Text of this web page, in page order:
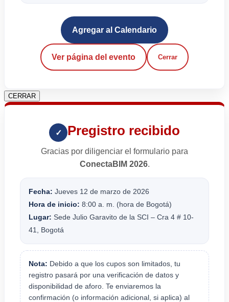
Agregar al Calendario
Ver página del evento Cerrar
CERRAR
✓ Pregistro recibido
Gracias por diligenciar el formulario para
ConectaBIM 2026.
Fecha: Jueves 12 de marzo de 2026
Hora de inicio: 8:00 a. m. (hora de Bogotá)
Lugar: Sede Julio Garavito de la SCI – Cra 4 # 10-
41, Bogotá
Nota: Debido a que los cupos son limitados, tu
registro pasará por una verificación de datos y
disponibilidad de aforo. Te enviaremos la
confirmación (o información adicional, si aplica) al